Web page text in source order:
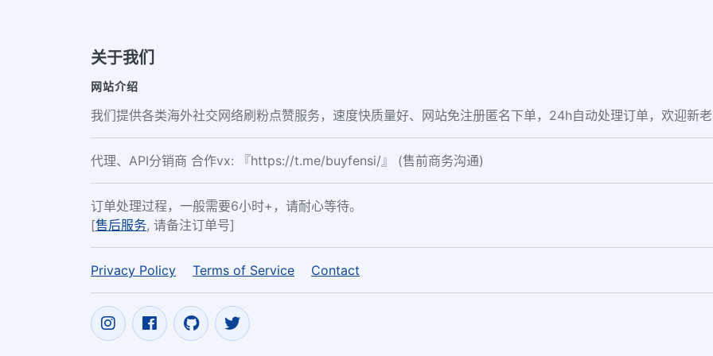
关于我们
网站介绍
我们提供各类海外社交网络刷粉点赞服务，速度快质量好、网站免注册匿名下单，24h自动处理订单，欢迎新老
代理、API分销商 合作vx: 『https://t.me/buyfensi/』 (售前商务沟通)
订单处理过程，一般需要6小时+，请耐心等待。
[售后服务, 请备注订单号]
Privacy Policy Terms of Service Contact